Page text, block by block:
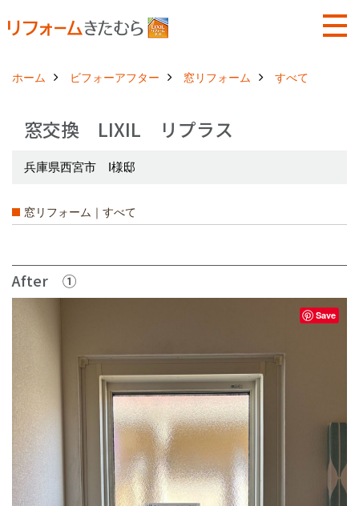
ホーム ビフォーアフター 窓リフォーム すべて
窓交換 LIXIL リプラス
兵庫県西宮市 I様邸
窓リフォーム｜すべて
After ①
Save